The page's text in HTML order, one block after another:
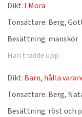
Dikt: I Mora
Tonsättare: Berg,
Besättning: manskör
Han trädde upp
Dikt: Barn, hålla
Tonsättare: Berg,
Besättning: röst och